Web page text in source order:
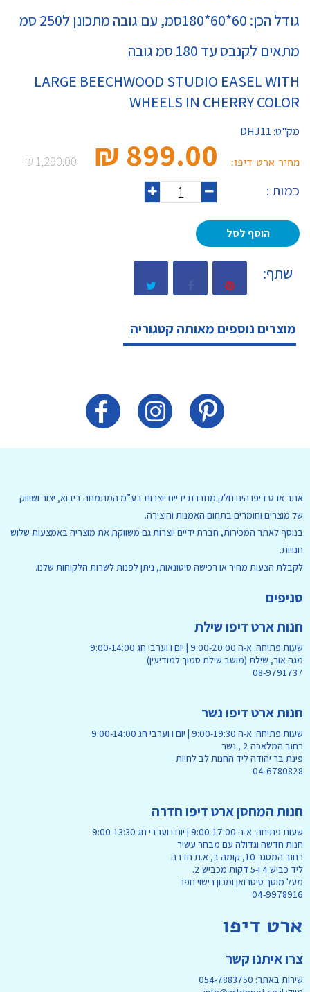
גודל הכן: 60*60*180סמ, עם גובה מתכונן ל250 סמ
מתאים לקנבס עד 180 סמ גובה
LARGE BEECHWOOD STUDIO EASEL WITH
WHEELS IN CHERRY COLOR
מק"ט:DHJ11
מחיר ארט דיפו: 899.00 ₪‎
1,290.00 ₪‎
כמות :
הוסף לסל
שתף:
מוצרים נוספים מאותה קטגוריה
אתר ארט דיפו הינו חלק מחברת ידיים יוצרות בע”מ המתמחה ביבוא, יצור ושיווק
של מוצרים וחומרים בתחום האמנות והיצירה.
בנוסף לאתר המכירות, חברת ידיים יוצרות גם משווקת את מוצריה באמצעות שלוש
חנויות.
לקבלת הצעות מחיר או רכישה סיטונאות, ניתן לפנות לשרות הלקוחות שלנו.
סניפים
חנות ארט דיפו שילת
שעות פתיחה: א-ה 9:00-20:00 | יום ו וערבי חג 9:00-14:00
מגה אור, שילת (מושב שילת סמוך למודיעין)
08-9791737
חנות ארט דיפו נשר
שעות פתיחה: א-ה 9:00-19:30 | יום ו וערבי חג 9:00-14:00
רחוב המלאכה 2 , נשר
פינת בר יהודה ליד החנות לב לחיות
04-6780828
חנות המחסן ארט דיפו חדרה
שעות פתיחה: א-ה 9:00-17:00 | יום ו וערבי חג 9:00-13:30
חנות חדשה וגדולה עם מבחר עשיר
רחוב המסגר 10, קומה ב, א.ת חדרה
ליד כביש 4 ו-5 דקות מכביש 2.
מעל מוסך סיטרואן ומכון רישוי חפר
04-9978916
ארט דיפו
צרו איתנו קשר
שירות באתר: 054-7883750